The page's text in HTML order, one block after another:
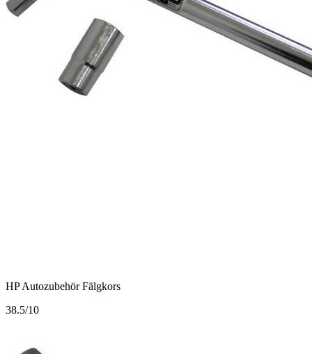
HP Autozubehör Fälgkors
38.5/10